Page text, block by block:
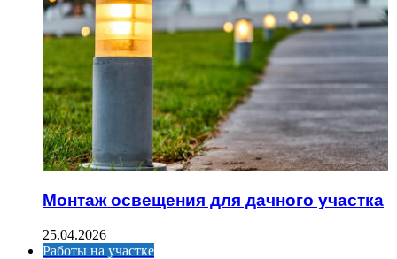
Монтаж освещения для дачного участка
25.04.2026
Работы на участке